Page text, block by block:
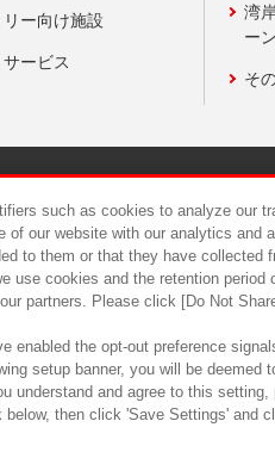
ー向け施設
ービス
湾
ー
そ
食品のご
such as cookies to analyze our
of our website with our analytics and
to them or that they have
use cookies and the retention
partners. Please click [Do Not
enabled the opt-out preference
setup banner, you will be
understand and agree to this
then click 'Save Settings' and